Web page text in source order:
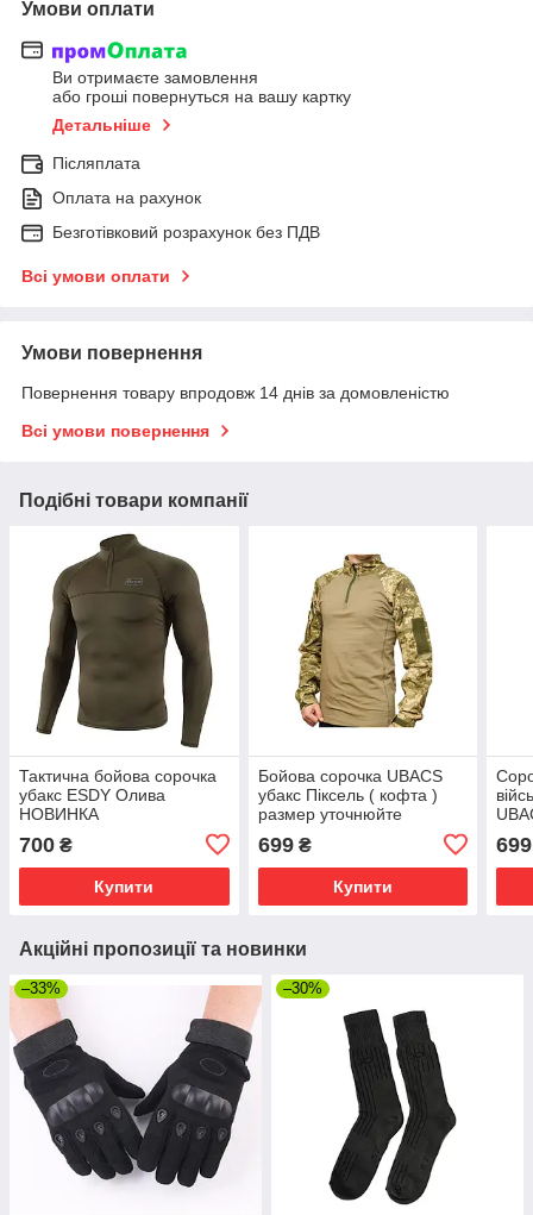
Умови оплати
Ви отримаєте замовлення
або гроші повернуться на вашу картку
Детальніше
Післяплата
Оплата на рахунок
Безготівковий розрахунок без ПДВ
Всі умови оплати
Умови повернення
Повернення товару впродовж 14 днів за домовленістю
Всі умови повернення
Подібні товари компанії
Тактична бойова сорочка
убакс ESDY Олива
НОВИНКА
700 ₴
Купити
Бойова сорочка UBACS
убакс Піксель ( кофта )
размер уточнюйте
699₴
Купити
699
Акційні пропозиції та новинки
–33% –30%